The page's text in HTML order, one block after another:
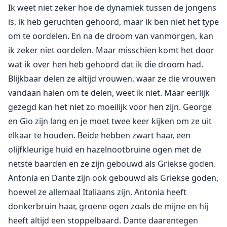
Ik weet niet zeker hoe de dynamiek tussen de jongens
is, ik heb geruchten gehoord, maar ik ben niet het type
om te oordelen. En na de droom van vanmorgen, kan
ik zeker niet oordelen. Maar misschien komt het door
wat ik over hen heb gehoord dat ik die droom had.
Blijkbaar delen ze altijd vrouwen, waar ze die vrouwen
vandaan halen om te delen, weet ik niet. Maar eerlijk
gezegd kan het niet zo moeilijk voor hen zijn. George
en Gio zijn lang en je moet twee keer kijken om ze uit
elkaar te houden. Beide hebben zwart haar, een
olijfkleurige huid en hazelnootbruine ogen met de
netste baarden en ze zijn gebouwd als Griekse goden.
Antonia en Dante zijn ook gebouwd als Griekse goden,
hoewel ze allemaal Italiaans zijn. Antonia heeft
donkerbruin haar, groene ogen zoals de mijne en hij
heeft altijd een stoppelbaard. Dante daarentegen